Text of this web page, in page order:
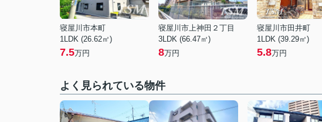
寝屋川市本町
1LDK (26.62㎡)
7.5万円
寝屋川市上神田２丁目
3LDK (66.47㎡)
8万円
寝屋川市田井町
1LDK (39.29㎡)
5.8万円
よく見られている物件